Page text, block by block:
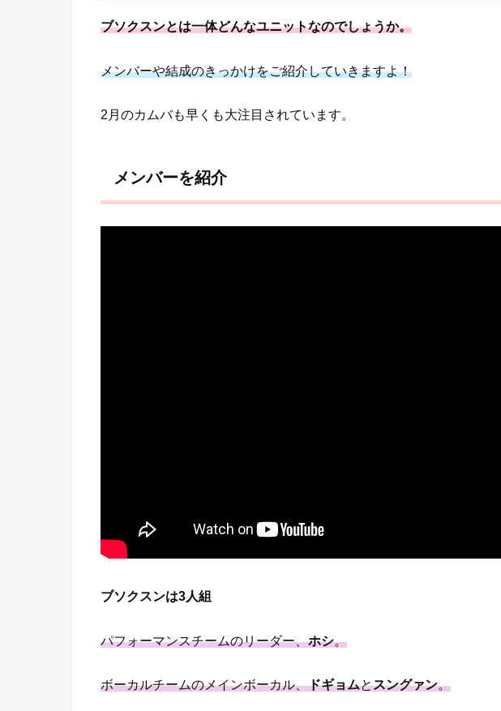
ブソクスンとは一体どんなユニットなのでしょうか。
メンバーや結成のきっかけをご紹介していきますよ！
2月のカムバも早くも大注目されています。
メンバーを紹介
ブソクスンは3人組
パフォーマンスチームのリーダー、ホシ。
ボーカルチームのメインボーカル、ドギョムとスングァン。